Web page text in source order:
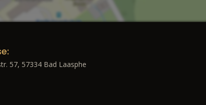
57, 57334 Bad Laasphe